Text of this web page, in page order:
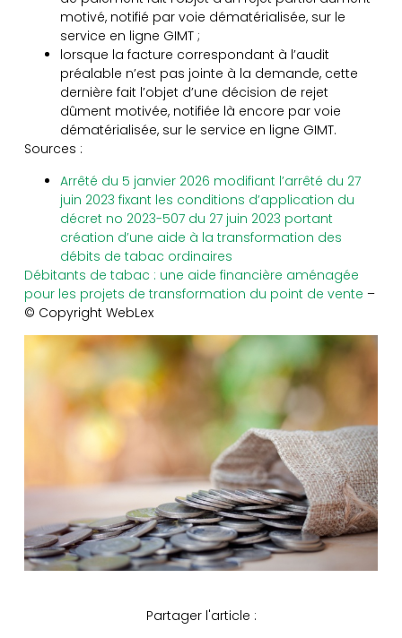
motivé, notifié par voie dématérialisée, sur le
service en ligne GIMT ;
lorsque la facture correspondant à l’audit
préalable n’est pas jointe à la demande, cette
dernière fait l’objet d’une décision de rejet
dûment motivée, notifiée là encore par voie
dématérialisée, sur le service en ligne GIMT.
Sources :
Arrêté du 5 janvier 2026 modifiant l’arrêté du 27
juin 2023 fixant les conditions d’application du
décret no 2023-507 du 27 juin 2023 portant
création d’une aide à la transformation des
débits de tabac ordinaires
Débitants de tabac : une aide financière aménagée
pour les projets de transformation du point de vente –
© Copyright WebLex
Partager l'article :